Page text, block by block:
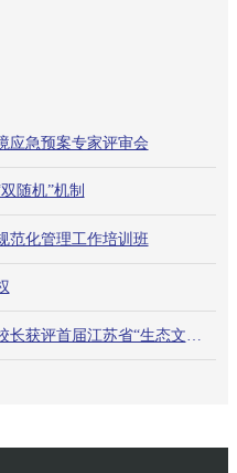
应急预案专家评审会
随机”机制
范化管理工作培训班
评首届江苏省“生态文明使者”